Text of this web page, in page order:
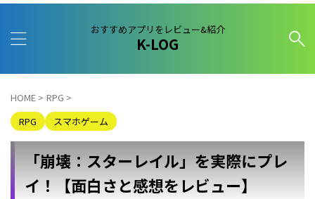
おすすめアプリをレビュー&紹介
K-LOG
HOME > RPG >
RPG
スマホゲーム
「崩壊：スターレイル」を実際にプレ
イ！【面白さと感想をレビュー】